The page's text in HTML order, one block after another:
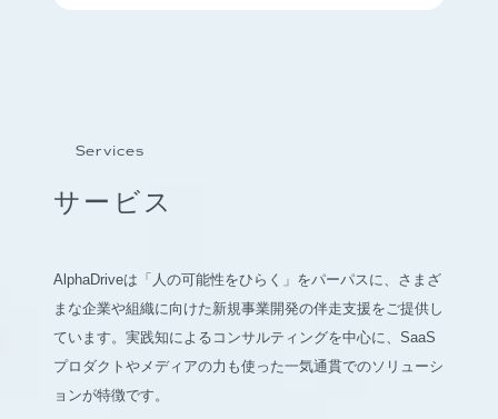
Services
サービス
AlphaDriveは「人の可能性をひらく」をパーパスに、さまざ
まな企業や組織に向けた新規事業開発の伴走支援をご提供し
ています。実践知によるコンサルティングを中心に、SaaS
プロダクトやメディアの力も使った一気通貫でのソリューシ
ョンが特徴です。